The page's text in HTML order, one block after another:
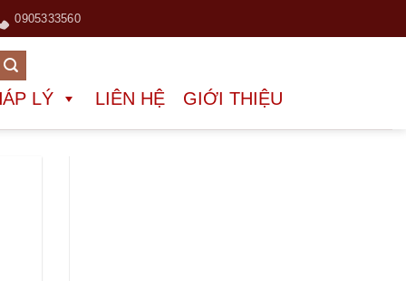
0905333560
LÝ LIÊN HỆ GIỚI THIỆU